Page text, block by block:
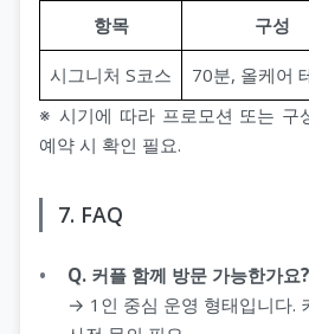
항목 구성
시그니처 S코스 70분, 올케어
※ 시기에 따라 프로모션 또는 구
예약 시 확인 필요.
7. FAQ
Q. 커플 함께 방문 가능한가요?
→ 1인 중심 운영 형태입니다.